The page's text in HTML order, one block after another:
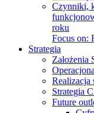
Czynniki,
roku
Focus on:
Strategia
Założenia
Realizacja
Strategia
Future